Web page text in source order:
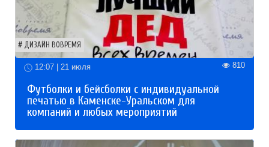
ДИЗАЙН ВОВРЕМЯ
12:07 | 21 июля 810
Футболки и бейсболки с индивидуальной
печатью в Каменске-Уральском для
компаний и любых мероприятий